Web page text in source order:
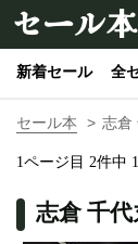
セール本
新着セール 全
セール本 志倉
1ページ目 2件中
志倉 千